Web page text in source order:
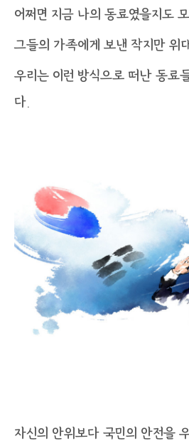
어쩌면 지금 나의 동료였을지도
그들의 가족에게 보낸 작지만 위
우리는 이런 방식으로 떠난 동료
다.
자신의 안위보다 국민의 안전을